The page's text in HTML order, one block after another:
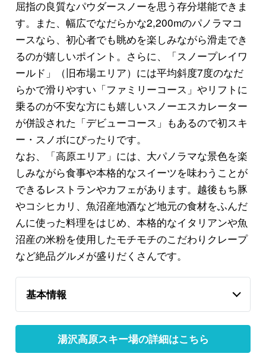
屈指の良質なパウダースノーを思う存分堪能できま
す。また、幅広でなだらかな2,200mのパノラマコ
ースなら、初心者でも眺めを楽しみながら滑走でき
るのが嬉しいポイント。さらに、「スノープレイワ
ールド」（旧布場エリア）には平均斜度7度のなだ
らかで滑りやすい「ファミリーコース」やリフトに
乗るのが不安な方にも嬉しいスノーエスカレーター
が併設された「デビューコース」もあるので初スキ
ー・スノボにぴったりです。
なお、「高原エリア」には、大パノラマな景色を楽
しみながら食事や本格的なスイーツを味わうことが
できるレストランやカフェがあります。越後もち豚
やコシヒカリ、魚沼産地酒など地元の食材をふんだ
んに使った料理をはじめ、本格的なイタリアンや魚
沼産の米粉を使用したモチモチのこだわりクレープ
など絶品グルメが盛りだくさんです。
基本情報
湯沢高原スキー場の詳細はこちら